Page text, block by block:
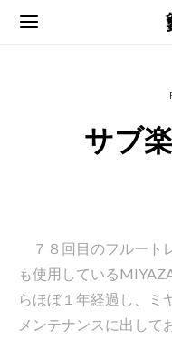
サブ
７８回目のフルート
も使用している
らほぼ１年経過し、ミ
メンテナンスに出して